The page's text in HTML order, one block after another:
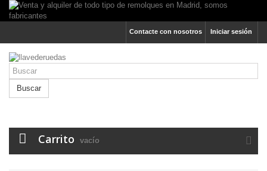
Iniciar sesión
Contacte con nosotros
Buscar
Carrito vacío